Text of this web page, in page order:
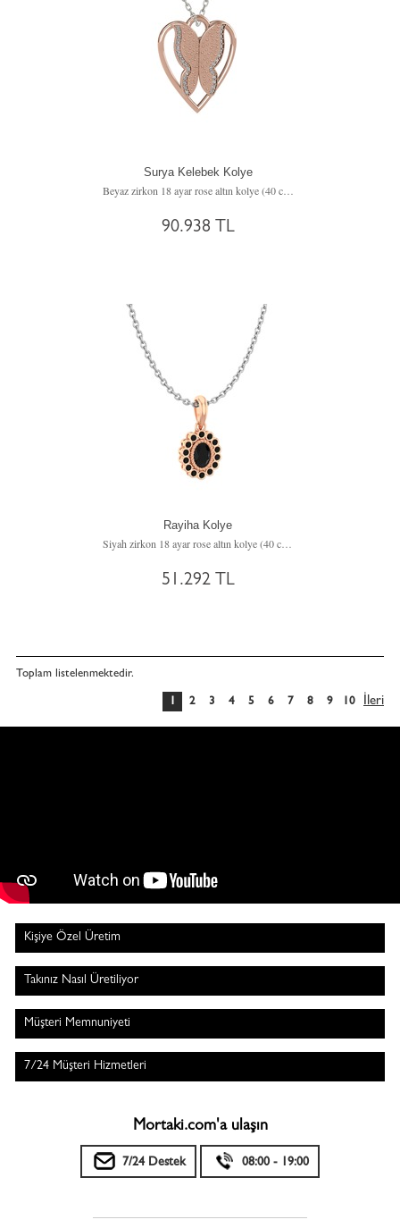
Surya Kelebek Kolye
Beyaz zirkon 18 ayar rose altın kolye (40 cm beyaz altın rolo zincir)
90.938 TL
Rayiha Kolye
Siyah zirkon 18 ayar rose altın kolye (40 cm beyaz altın rolo zincir)
51.292 TL
Toplam listelenmektedir.
İleri
1 2 3 4 5 6 7 8 9 10
Kişiye Özel Üretim
Takınız Nasıl Üretiliyor
Müşteri Memnuniyeti
7/24 Müşteri Hizmetleri
Mortaki.com'a ulaşın
7/24 Destek 08:00 - 19:00